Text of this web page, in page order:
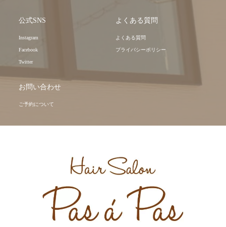
公式SNS
Instagram
Facebook
Twitter
よくある質問
よくある質問
プライバシーポリシー
お問い合わせ
ご予約について